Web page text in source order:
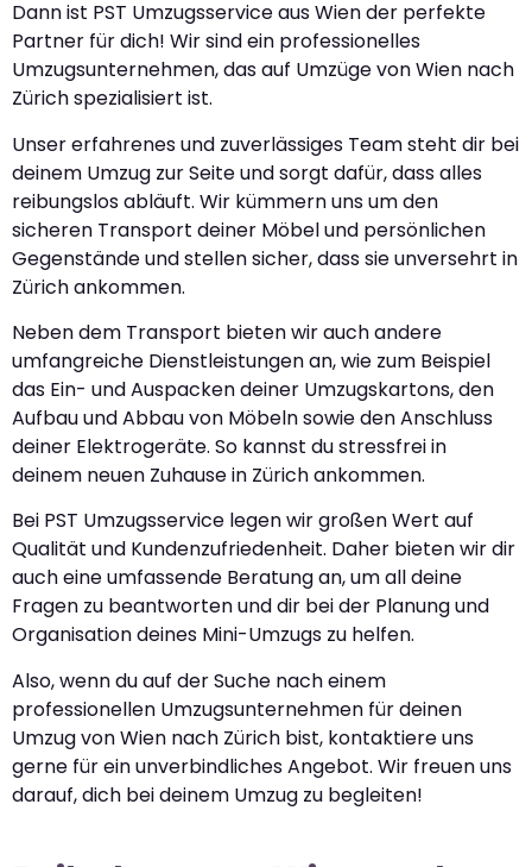
Dann ist PST Umzugsservice aus Wien der perfekte
Partner für dich! Wir sind ein professionelles
Umzugsunternehmen, das auf Umzüge von Wien nach
Zürich spezialisiert ist.
Unser erfahrenes und zuverlässiges Team steht dir bei
deinem Umzug zur Seite und sorgt dafür, dass alles
reibungslos abläuft. Wir kümmern uns um den
sicheren Transport deiner Möbel und persönlichen
Gegenstände und stellen sicher, dass sie unversehrt in
Zürich ankommen.
Neben dem Transport bieten wir auch andere
umfangreiche Dienstleistungen an, wie zum Beispiel
das Ein- und Auspacken deiner Umzugskartons, den
Aufbau und Abbau von Möbeln sowie den Anschluss
deiner Elektrogeräte. So kannst du stressfrei in
deinem neuen Zuhause in Zürich ankommen.
Bei PST Umzugsservice legen wir großen Wert auf
Qualität und Kundenzufriedenheit. Daher bieten wir dir
auch eine umfassende Beratung an, um all deine
Fragen zu beantworten und dir bei der Planung und
Organisation deines Mini-Umzugs zu helfen.
Also, wenn du auf der Suche nach einem
professionellen Umzugsunternehmen für deinen
Umzug von Wien nach Zürich bist, kontaktiere uns
gerne für ein unverbindliches Angebot. Wir freuen uns
darauf, dich bei deinem Umzug zu begleiten!